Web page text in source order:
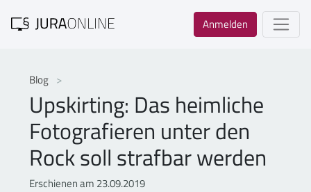
Anmelden
Blog
Upskirting: Das heimliche
Fotografieren unter den
Rock soll strafbar werden
Erschienen am 23.09.2019